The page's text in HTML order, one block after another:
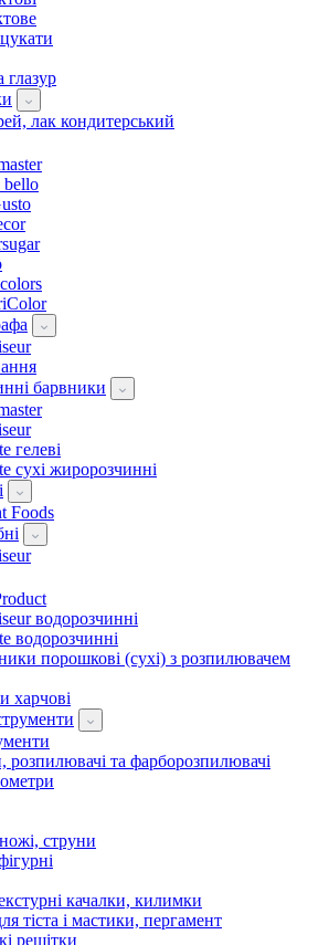
лак кондитерський
bello
барвники
гелеві
сухі жиророзчинні
Foods
водорозчинні
водорозчинні
порошкові (сухі) з розпилювачем
харчові
розпилювачі та фарборозпилювачі
струни
качалки, килимки
тіста і мастики, пергамент
решітки